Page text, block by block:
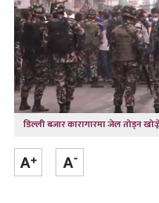
डिल्ली बजार कारागारमा जेल तोड्न